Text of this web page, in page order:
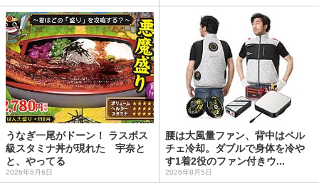
うなぎ一尾がドーン！ ラスボス
級スタミナ丼が現れた 宇奈と
と、やってる
2026年8月6日
腰は大風量ファン、背中はペル
チェ冷却。ダブルで身体を冷や
す1着2役のファン付きウ...
2026年8月5日